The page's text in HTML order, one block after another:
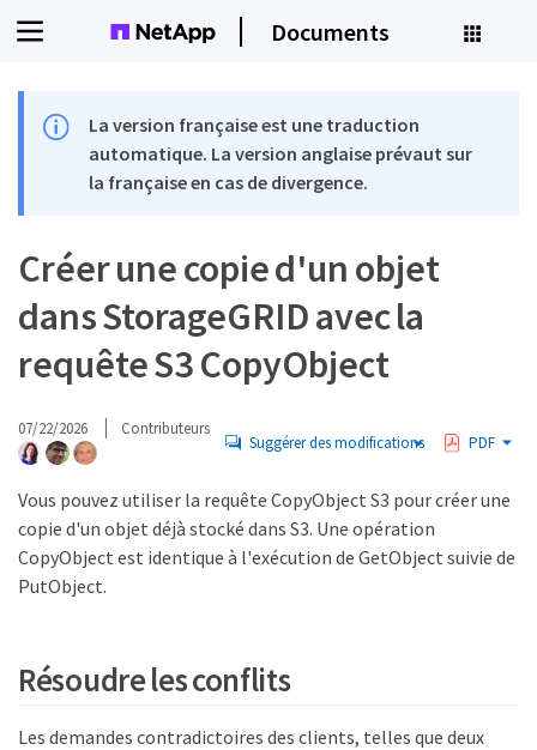
Documents
La version française est une traduction
automatique. La version anglaise prévaut sur
la française en cas de divergence.
Créer une copie d'un objet
dans StorageGRID avec la
requête S3 CopyObject
07/22/2026 Contributeurs
Suggérer des modifications PDF
Vous pouvez utiliser la requête CopyObject S3 pour créer une
copie d'un objet déjà stocké dans S3. Une opération
CopyObject est identique à l'exécution de GetObject suivie de
PutObject.
Résoudre les conflits
Les demandes contradictoires des clients, telles que deux